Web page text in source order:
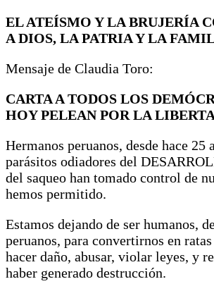
EL ATEÍSMO Y LA BRUJERÍA
A DIOS, LA PATRIA Y LA
Mensaje de Claudia Toro:
CARTA A TODOS LOS
HOY PELEAN POR LA
Hermanos peruanos, desde hace 25
parásitos odiadores del
del saqueo han tomado control de
hemos permitido.
Estamos dejando de ser humanos,
peruanos, para convertirnos en
hacer daño, abusar, violar leyes, y
haber generado destrucción.